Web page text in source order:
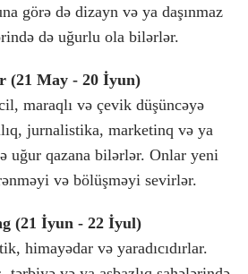
görə də dizayn və ya daşınmaz
də uğurlu ola bilərlər.
(21 May - 20 İyun)
maraqlı və çevik düşüncəyə
jurnalistika, marketinq və ya
uğur qazana bilərlər. Onlar yeni
və bölüşməyi sevirlər.
(21 İyun - 22 İyul)
himayədar və yaradıcıdırlar.